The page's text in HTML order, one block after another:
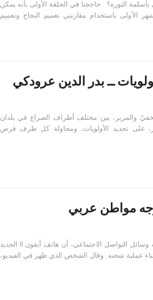
بأسلمة الثورة؟ حاججنا في الحلقة الأولى بأنه يمكن
الأولى باستخدام مقاربتي تعميم النجاح وتعميم
ــ بدر الدين عرودكي
والمرير، بين مختلف أطراف الصراع في بلدان
على تحديد الأولويات، ومحاولة كل طرف فرض
روى مواطن عربي في فيديو بثته وسائل التواصل الاجتماعي، أن هاتف أيفون 8 الجديد
عملية شحنه. وقال الشخص الذي ظهر في الفيديو،